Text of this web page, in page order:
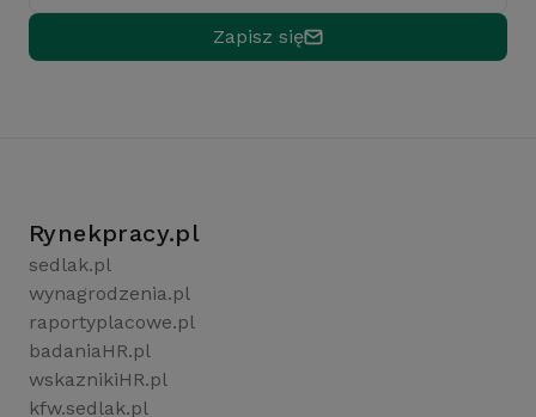
Zapisz się
Rynekpracy.pl
sedlak.pl
wynagrodzenia.pl
raportyplacowe.pl
badaniaHR.pl
wskaznikiHR.pl
kfw.sedlak.pl